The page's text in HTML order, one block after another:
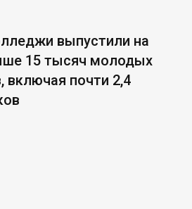
выпустили на
15 тысяч молодых
включая почти 2,4